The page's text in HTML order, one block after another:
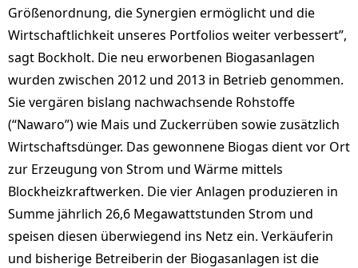
Größenordnung, die Synergien ermöglicht und die
Wirtschaftlichkeit unseres Portfolios weiter verbessert”,
sagt Bockholt. Die neu erworbenen Biogasanlagen
wurden zwischen 2012 und 2013 in Betrieb genommen.
Sie vergären bislang nachwachsende Rohstoffe
(“Nawaro”) wie Mais und Zuckerrüben sowie zusätzlich
Wirtschaftsdünger. Das gewonnene Biogas dient vor Ort
zur Erzeugung von Strom und Wärme mittels
Blockheizkraftwerken. Die vier Anlagen produzieren in
Summe jährlich 26,6 Megawattstunden Strom und
speisen diesen überwiegend ins Netz ein. Verkäuferin
und bisherige Betreiberin der Biogasanlagen ist die